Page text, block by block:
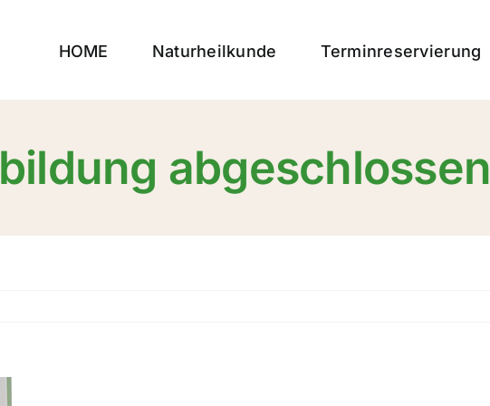
HOME Naturheilkunde Terminreservierung
abgeschlossen